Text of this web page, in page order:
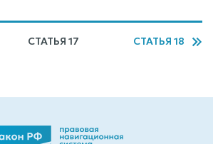
СТАТЬЯ 17 СТАТЬЯ 18